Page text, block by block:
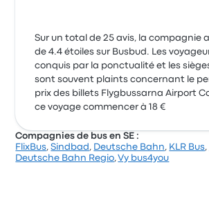
Sur un total de 25 avis, la compagnie
de 4.4 étoiles sur Busbud. Les
conquis par la ponctualité et les
sont souvent plaints concernant le
prix des billets Flygbussarna Airport
ce voyage commencer à 18 €
Compagnies de bus en SE :
FlixBus,Sindbad , Deutsche Bahn, KLR Bus,
Deutsche Bahn Regio,Vy bus4you